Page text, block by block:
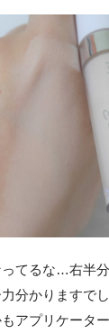
てるな…右半
分かりますで
アプリケータ